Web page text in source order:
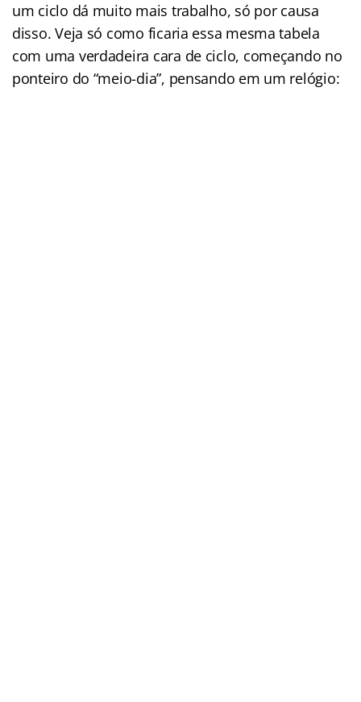
um ciclo dá muito mais trabalho, só por causa
disso. Veja só como ficaria essa mesma tabela
com uma verdadeira cara de ciclo, começando no
ponteiro do “meio-dia”, pensando em um relógio: